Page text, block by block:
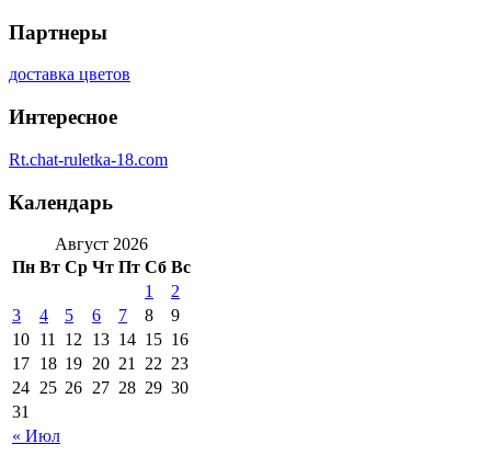
Партнеры
доставка цветов
Интересное
Rt.chat-ruletka-18.com
Календарь
Август 2026
Пн Вт Ср Чт Пт Сб Вс
« Июл
1
2
3
4 5 6 7 8
9
10 11 12 13 14 15 16
17 18 19 20 21 22 23
24 25 26 27 28 29 30
31